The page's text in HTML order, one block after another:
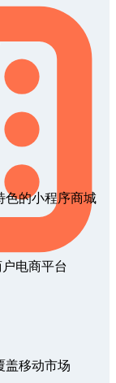
色的小程序商城
电商平台
盖移动市场